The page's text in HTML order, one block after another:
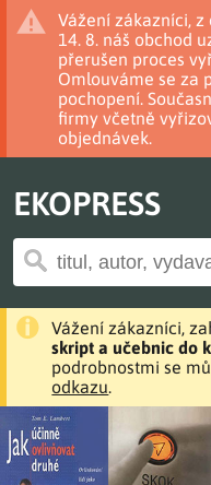
Vážení zákazníci, z
14. 8. náš obchod
přerušen proces
Omlouváme se za
pochopení.
firmy včetně
objednávek.
EKOPRESS
Vážení zákazníci,
skript a učebnic do
podrobnostmi se
odkazu.